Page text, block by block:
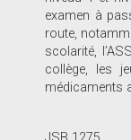
examen à
route,
scolarité,
collège, les
médicaments